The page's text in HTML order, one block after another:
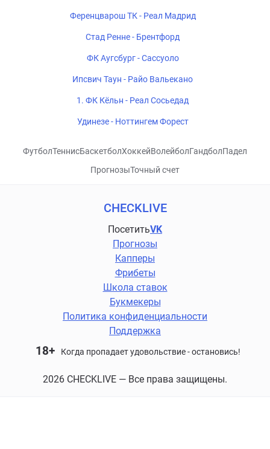
Ференцварош ТК - Реал Мадрид
Стад Ренне - Брентфорд
ФК Аугсбург - Сассуоло
Ипсвич Таун - Райо Вальекано
1. ФК Кёльн - Реал Сосьедад
Удинезе - Ноттингем Форест
ФутболТеннисБаскетболХоккейВолейболГандболПадел
ПрогнозыТочный счет
CHECKLIVE
ПосетитьVK
Прогнозы
Капперы
Фрибеты
Школа ставок
Букмекеры
Политика конфиденциальности
Поддержка
18+ Когда пропадает удовольствие - остановись!
2026 CHECKLIVE — Все права защищены.